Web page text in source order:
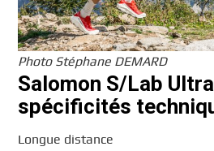
Photo Stéphane DEMARD
Salomon S/Lab
spécificités
Longue distance